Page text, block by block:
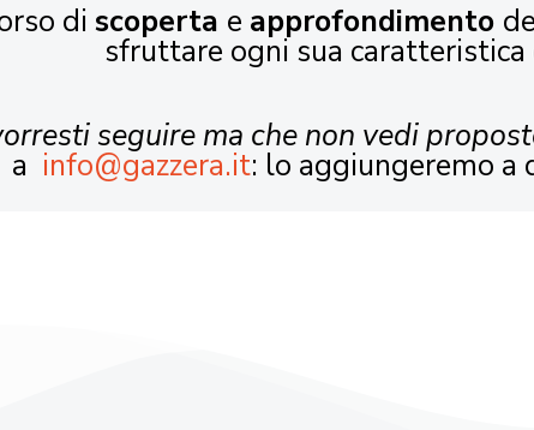
di scoperta e approfondimento
sfruttare ogni sua caratteristica
seguire ma che non vedi
a info@gazzera.it: lo aggiungeremo a